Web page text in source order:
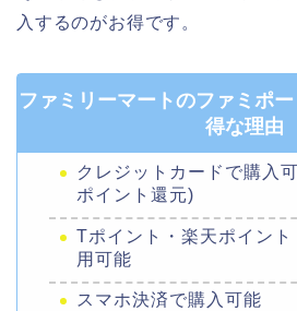
入するのがお得です。
ファミリーマートのファミポ
得な理由
クレジットカードで購入
ポイント還元)
Tポイント・楽天ポイント
用可能
スマホ決済で購入可能